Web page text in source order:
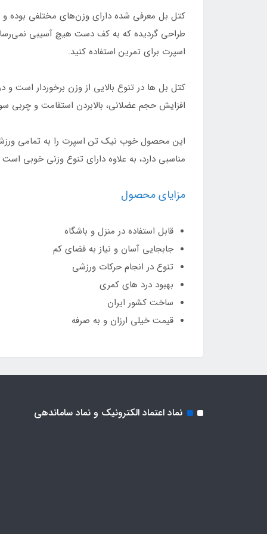
کتل بل معرفی شده دارای وزن‌های مختلفی بوده
طراحی گردیده که به کف دست هیچ آسیبی
اسپرت برای تمرین استفاده کنید.
افزایش حجم عضلانی، بالابردن استقامت و چربی
این محصول خوب نیک تن اسپرت را به تمامی
مناسبی دارد، به علاوه دارای تنوع وزنی خوبی
مزایای محصول
قابل استفاده در منزل و باشگاه
جابجایی آسان و نیاز به فضای کم
تنوع در انجام حرکات ورزشی
بهبود درد های کمری
ساخت کشور ایران
قیمت خیلی ارزان و به صرفه
نماد اعتماد الکترونیک و نماد ساماندهی